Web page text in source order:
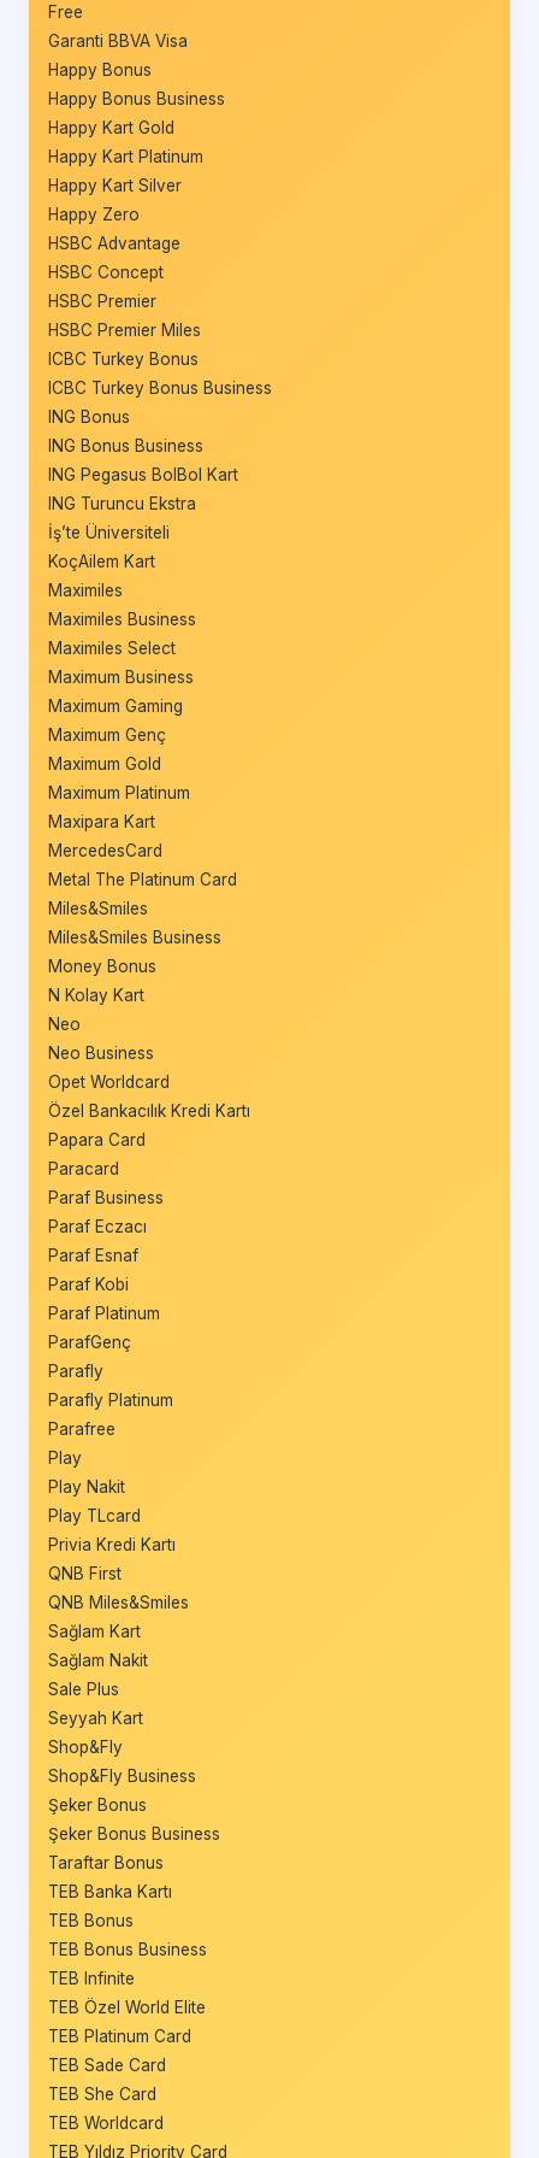
Free
Garanti BBVA Visa
Happy Bonus
Happy Bonus Business
Happy Kart Gold
Happy Kart Platinum
Happy Kart Silver
Happy Zero
HSBC Advantage
HSBC Concept
HSBC Premier
HSBC Premier Miles
ICBC Turkey Bonus
ICBC Turkey Bonus Business
ING Bonus
ING Bonus Business
ING Pegasus BolBol Kart
ING Turuncu Ekstra
İş’te Üniversiteli
KoçAilem Kart
Maximiles
Maximiles Business
Maximiles Select
Maximum Business
Maximum Gaming
Maximum Genç
Maximum Gold
Maximum Platinum
Maxipara Kart
MercedesCard
Metal The Platinum Card
Miles&Smiles
Miles&Smiles Business
Money Bonus
N Kolay Kart
Neo
Neo Business
Opet Worldcard
Özel Bankacılık Kredi Kartı
Papara Card
Paracard
Paraf Business
Paraf Eczacı
Paraf Esnaf
Paraf Kobi
Paraf Platinum
ParafGenç
Parafly
Parafly Platinum
Parafree
Play
Play Nakit
Play TLcard
Privia Kredi Kartı
QNB First
QNB Miles&Smiles
Sağlam Kart
Sağlam Nakit
Sale Plus
Seyyah Kart
Shop&Fly
Shop&Fly Business
Şeker Bonus
Şeker Bonus Business
Taraftar Bonus
TEB Banka Kartı
TEB Bonus
TEB Bonus Business
TEB Infinite
TEB Özel World Elite
TEB Platinum Card
TEB Sade Card
TEB She Card
TEB Worldcard
TEB Yıldız Priority Card